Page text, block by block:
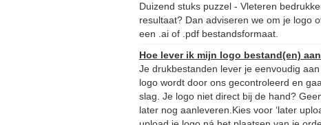
Duizend stuks puzzel - Vleteren
resultaat? Dan adviseren we om je logo
een .ai of .pdf bestandsformaat.
Hoe lever ik mijn logo bestand(en)
Je drukbestanden lever je eenvoudig
logo wordt door ons gecontroleerd en
slag. Je logo niet direct bij de hand?
later nog aanleveren.Kies voor ‘later